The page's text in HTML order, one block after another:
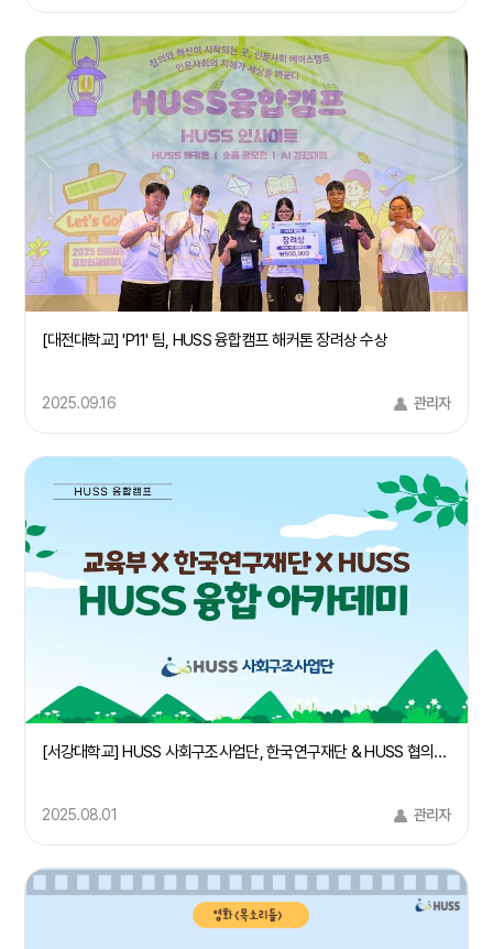
[대전대학교] 'P11' 팀, HUSS 융합캠프 해커톤 장려상 수상
2025.09.16 관리자
[서강대학교] HUSS 사회구조사업단, 한국연구재단 & HUSS 협의회 주관 "HUSS 융합 아카데미 IN 경주" 사회구조 컨소시엄 주관대학 서강대학교 참여
2025.08.01 관리자